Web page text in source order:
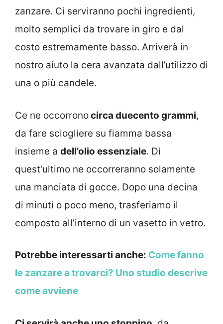
zanzare. Ci serviranno pochi ingredienti,
molto semplici da trovare in giro e dal
costo estremamente basso. Arriverà in
nostro aiuto la cera avanzata dall’utilizzo di
una o più candele.
Ce ne occorronocirca duecento grammi,
da fare sciogliere su fiamma bassa
insieme a dell’olio essenziale. Di
quest’ultimo ne occorreranno solamente
una manciata di gocce. Dopo una decina
di minuti o poco meno, trasferiamo il
composto all’interno di un vasetto in vetro.
Potrebbe interessarti anche: Come fanno
le zanzare a trovarci? Uno studio descrive
come avviene